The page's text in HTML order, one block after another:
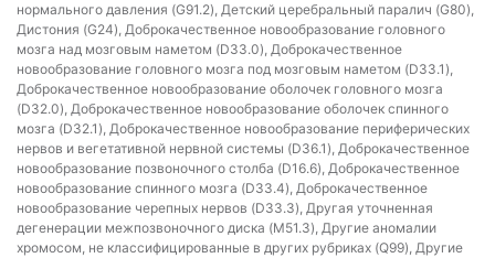
нормального давления (G91.2), Детский церебральный паралич (G80),
Дистония (G24), Доброкачественное новообразование головного
мозга над мозговым наметом (D33.0), Доброкачественное
новообразование головного мозга под мозговым наметом (D33.1),
Доброкачественное новообразование оболочек головного мозга
(D32.0), Доброкачественное новообразование оболочек спинного
мозга (D32.1), Доброкачественное новообразование периферических
нервов и вегетативной нервной системы (D36.1), Доброкачественное
новообразование позвоночного столба (D16.6), Доброкачественное
новообразование спинного мозга (D33.4), Доброкачественное
новообразование черепных нервов (D33.3), Другая уточненная
дегенерации межпозвоночного диска (M51.3), Другие аномалии
хромосом, не классифицированные в других рубриках (Q99), Другие